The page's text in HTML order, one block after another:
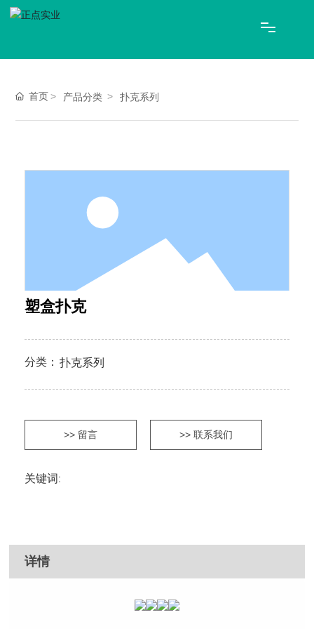
关于正点
EN
首页 产品分类 扑克系列
塑盒扑克
分类： 扑克系列
>> 留言 >> 联系我们
关键词:
详情